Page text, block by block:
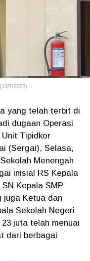
7/2023)
yang telah terbit di
dugaan Operasi
Tipidkor
(Sergai), Selasa,
Menengah
inisial RS Kepala
Kepala SMP
juga Ketua dan
Sekolah Negeri
juta telah menuai
dari berbagai